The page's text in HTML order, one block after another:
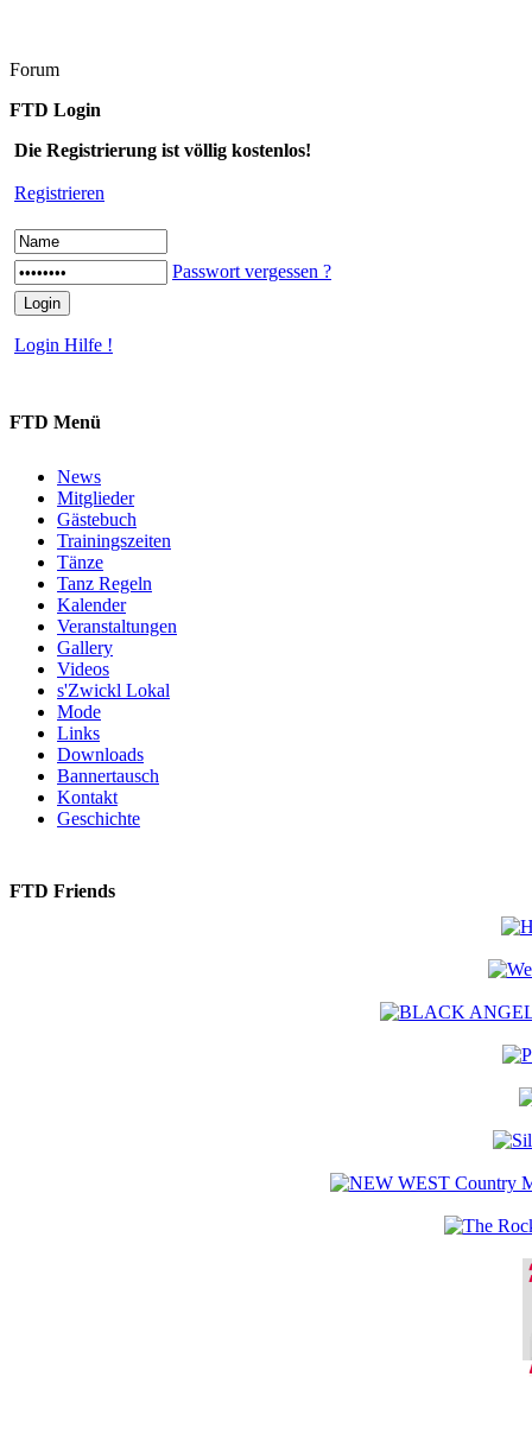
Forum
FTD Login
Die Registrierung ist völlig kostenlos!
Registrieren
Passwort vergessen ?
Login Hilfe !
FTD Menü
News
Mitglieder
Gästebuch
Trainingszeiten
Tänze
Tanz Regeln
Kalender
Veranstaltungen
Gallery
Videos
s'Zwickl Lokal
Mode
Links
Downloads
Bannertausch
Kontakt
Geschichte
FTD Friends